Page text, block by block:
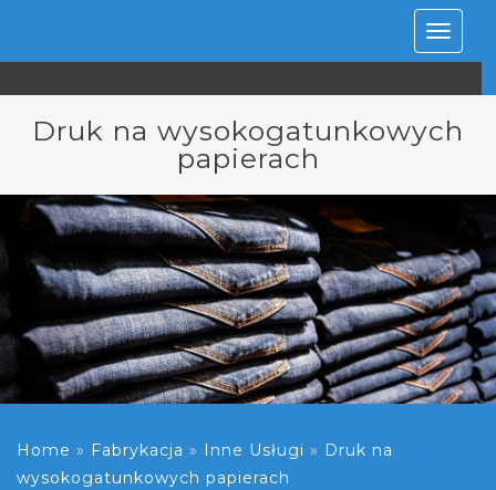
Rozwiń
Druk na wysokogatunkowych
papierach
Home » Fabrykacja » Inne Usługi » Druk na
wysokogatunkowych papierach